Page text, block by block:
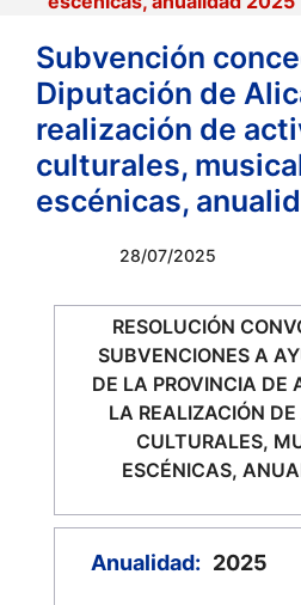
Subvención
Diputación de
realización de
culturales,
escénicas,
28/07/2025
RESOLUCIÓN
SUBVENCIONES A
DE LA PROVINCIA DE
LA REALIZACIÓN
CULTURALES,
ESCÉNICAS,
Anualidad: 2025